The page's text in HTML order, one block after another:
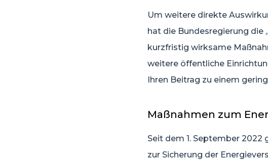
Um weitere direkte
hat die Bundesregierung die
kurzfristig wirksame
weitere öffentliche
Ihren Beitrag zu einem
Maßnahmen zum
Seit dem 1. September
zur Sicherung der